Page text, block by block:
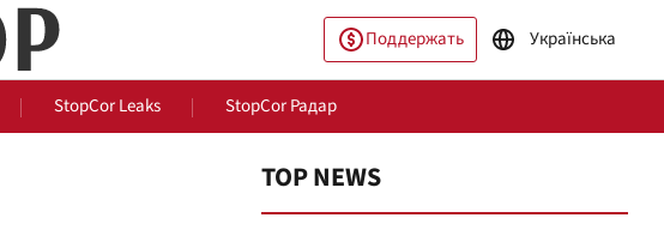
Поддержать Українська
StopCor Leaks StopCor Радар
TOP NEWS